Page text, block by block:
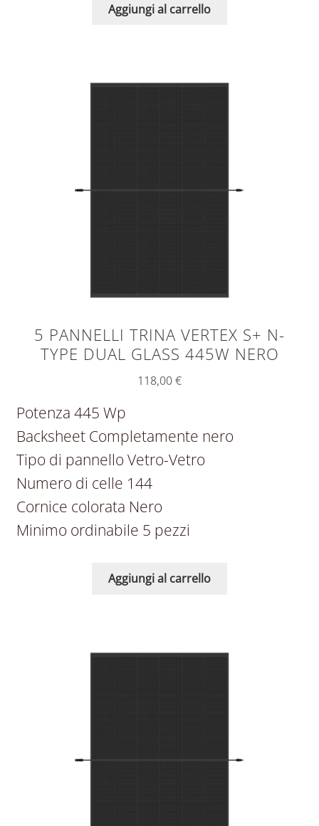
Aggiungi al carrello
5 PANNELLI TRINA VERTEX S+ N-
TYPE DUAL GLASS 445W NERO
118,00€
Potenza 445 Wp
Backsheet Completamente nero
Tipo di pannello Vetro-Vetro
Numero di celle 144
Cornice colorata Nero
Minimo ordinabile 5 pezzi
Aggiungi al carrello